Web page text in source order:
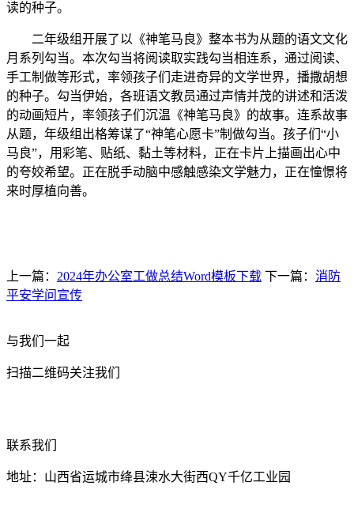
读的种子。
二年级组开展了以《神笔马良》整本书为从题的语文文化
月系列勾当。本次勾当将阅读取实践勾当相连系，通过阅读、
手工制做等形式，率领孩子们走进奇异的文学世界，播撒胡想
的种子。勾当伊始，各班语文教员通过声情并茂的讲述和活泼
的动画短片，率领孩子们沉温《神笔马良》的故事。连系故事
从题，年级组出格筹谋了“神笔心愿卡”制做勾当。孩子们“小
马良”，用彩笔、贴纸、黏土等材料，正在卡片上描画出心中
的夸姣希望。正在脱手动脑中感触感染文学魅力，正在憧憬将
来时厚植向善。
上一篇： 2024年办公室工做总结Word模板下载 下一篇： 消防
平安学问宣传
与我们一起
扫描二维码关注我们
联系我们
地址：山西省运城市绛县涑水大街西QY千亿工业园